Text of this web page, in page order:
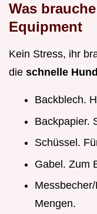
Was
Equipment
Kein Stress, ihr
die schnelle
Backblech.
Backpapier.
Schüssel.
Gabel. Zum
Mengen.